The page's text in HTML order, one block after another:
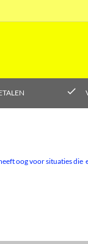
check
oog voor situaties